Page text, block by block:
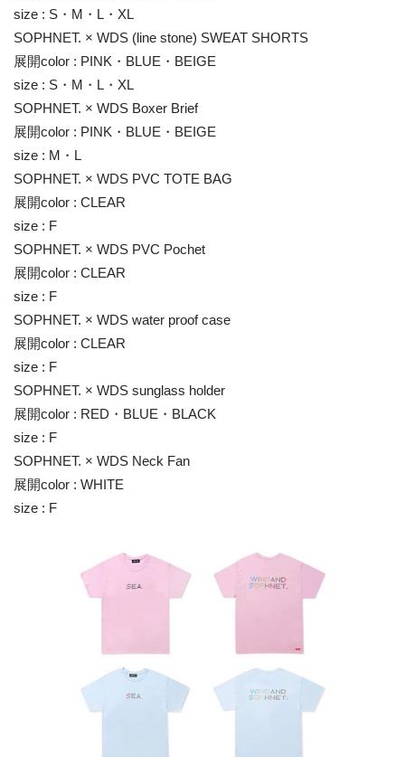
size : S・M・L・XL
SOPHNET. × WDS (line stone) SWEAT SHORTS
展開color : PINK・BLUE・BEIGE
size : S・M・L・XL
SOPHNET. × WDS Boxer Brief
展開color : PINK・BLUE・BEIGE
size : M・L
SOPHNET. × WDS PVC TOTE BAG
展開color : CLEAR
size : F
SOPHNET. × WDS PVC Pochet
展開color : CLEAR
size : F
SOPHNET. × WDS water proof case
展開color : CLEAR
size : F
SOPHNET. × WDS sunglass holder
展開color : RED・BLUE・BLACK
size : F
SOPHNET. × WDS Neck Fan
展開color : WHITE
size : F